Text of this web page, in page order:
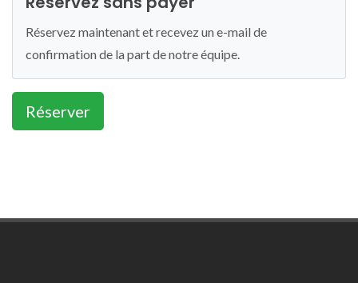
Réservez maintenant et recevez un e-mail de
confirmation de la part de notre équipe.
Réserver